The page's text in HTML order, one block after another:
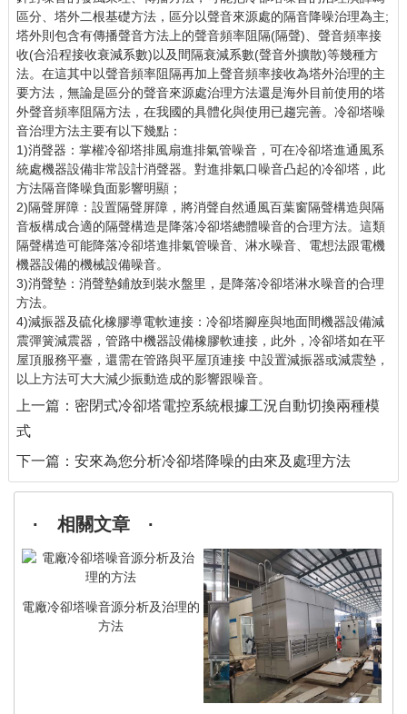
區分、塔外二根基礎方法，區分以聲音來源處的隔音降噪治理為主;
塔外則包含有傳播聲音方法上的聲音頻率阻隔(隔聲)、聲音頻率接
收(合沿程接收衰減系數)以及間隔衰減系數(聲音外擴散)等幾種方
法。在這其中以聲音頻率阻隔再加上聲音頻率接收為塔外治理的主
要方法，無論是區分的聲音來源處治理方法還是海外目前使用的塔
外聲音頻率阻隔方法，在我國的具體化與使用已趨完善。冷卻塔噪
音治理方法主要有以下幾點：
1)消聲器：掌權冷卻塔排風扇進排氣管噪音，可在冷卻塔進通風系
統處機器設備非常設計消聲器。對進排氣口噪音凸起的冷卻塔，此
方法隔音降噪負面影響明顯；
2)隔聲屏障：設置隔聲屏障，將消聲自然通風百葉窗隔聲構造與隔
音板構成合適的隔聲構造是降落冷卻塔總體噪音的合理方法。這類
隔聲構造可能降落冷卻塔進排氣管噪音、淋水噪音、電想法跟電機
機器設備的機械設備噪音。
3)消聲墊：消聲墊鋪放到裝水盤里，是降落冷卻塔淋水噪音的合理
方法。
4)減振器及硫化橡膠導電軟連接：冷卻塔腳座與地面間機器設備減
震彈簧減震器，管路中機器設備橡膠軟連接，此外，冷卻塔如在平
屋頂服務平臺，還需在管路與平屋頂連接 中設置減振器或減震墊，
以上方法可大大減少振動造成的影響跟噪音。
上一篇： 密閉式冷卻塔電控系統根據工況自動切換兩種模
式
下一篇： 安來為您分析冷卻塔降噪的由來及處理方法
· 相關文章 ·
電廠冷卻塔噪音源分析及治理的
方法